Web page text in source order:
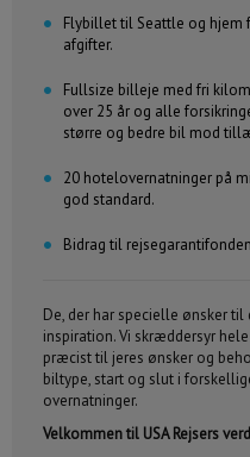
Flybillet til Seattle og hjem
afgifter.
Fullsize billeje med fri
over 25 år og alle
større og bedre bil mod
20 hotelovernatninger på
god standard.
Bidrag til
De, der har specielle ønsker
inspiration. Vi skræddersyr
præcist til jeres ønsker og
biltype, start og slut i
overnatninger.
Velkommen til USA Rejsers